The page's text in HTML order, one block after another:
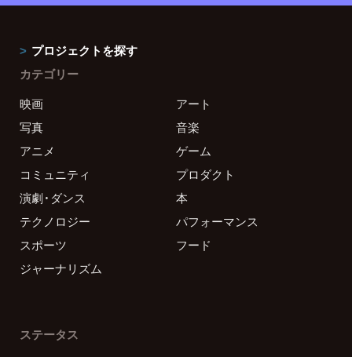
プロジェクトを探す
カテゴリー
映画
アート
写真
音楽
アニメ
ゲーム
コミュニティ
プロダクト
演劇・ダンス
本
テクノロジー
パフォーマンス
スポーツ
フード
ジャーナリズム
ステータス